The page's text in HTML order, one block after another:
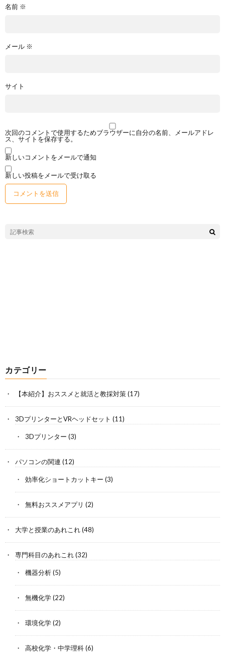
名前 ※
メール ※
サイト
次回のコメントで使用するためブラウザーに自分の名前、メールアドレ
ス、サイトを保存する。
新しいコメントをメールで通知
新しい投稿をメールで受け取る
カテゴリー
【本紹介】おススメと就活と教採対策(17)
3DプリンターとVRヘッドセット (11)
3Dプリンター (3)
パソコンの関連 (12)
効率化ショートカットキー (3)
無料おススメアプリ (2)
大学と授業のあれこれ(48)
専門科目のあれこれ(32)
機器分析(5)
無機化学(22)
環境化学(2)
高校化学・中学理科(6)